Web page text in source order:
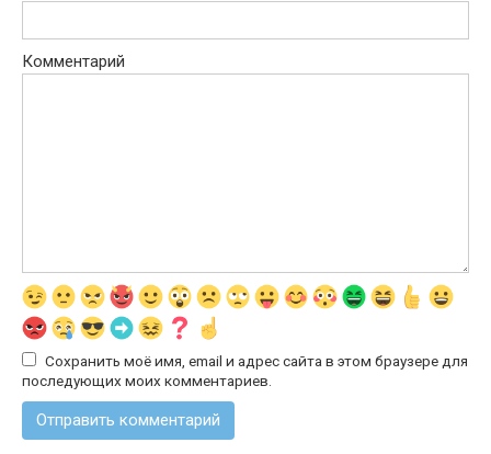
Комментарий
Сохранить моё имя, email и адрес сайта в этом браузере для
последующих моих комментариев.